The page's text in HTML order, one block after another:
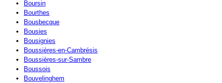
Boursin
Bourthes
Bousbecque
Bousies
Bousignies
Boussières-en-Cambrésis
Boussières-sur-Sambre
Boussois
Bouvelinghem